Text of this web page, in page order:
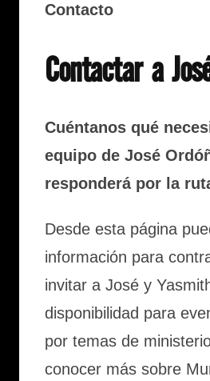
Contacto
Contactar a
Cuéntanos qué
equipo de José
responderá por la
Desde esta página
información para
invitar a José y
disponibilidad para
por temas de
conocer más sobre